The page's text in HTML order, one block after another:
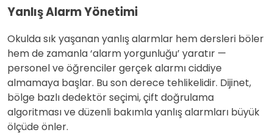
Yanlış Alarm Yönetimi
Okulda sık yaşanan yanlış alarmlar hem dersleri böler
hem de zamanla ‘alarm yorgunluğu’ yaratır —
personel ve öğrenciler gerçek alarmı ciddiye
almamaya başlar. Bu son derece tehlikelidir. Dijinet,
bölge bazlı dedektör seçimi, çift doğrulama
algoritması ve düzenli bakımla yanlış alarmları büyük
ölçüde önler.